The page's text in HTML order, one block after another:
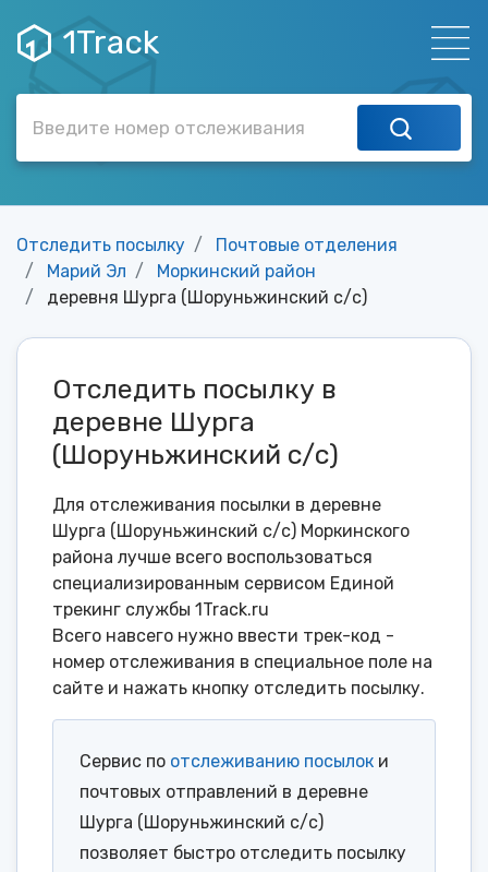
1Track
Отследить посылку
Почтовые отделения
Марий Эл
Моркинский район
деревня Шурга (Шоруньжинский с/с)
Отследить посылку в
деревне Шурга
(Шоруньжинский с/с)
Для отслеживания посылки в деревне
Шурга (Шоруньжинский с/с) Моркинского
района лучше всего воспользоваться
специализированным сервисом Единой
трекинг службы 1Track.ru
Всего навсего нужно ввести трек-код -
номер отслеживания в специальное поле на
сайте и нажать кнопку отследить посылку.
Сервис по отслеживанию посылок и
почтовых отправлений в деревне
Шурга (Шоруньжинский с/с)
позволяет быстро отследить посылку